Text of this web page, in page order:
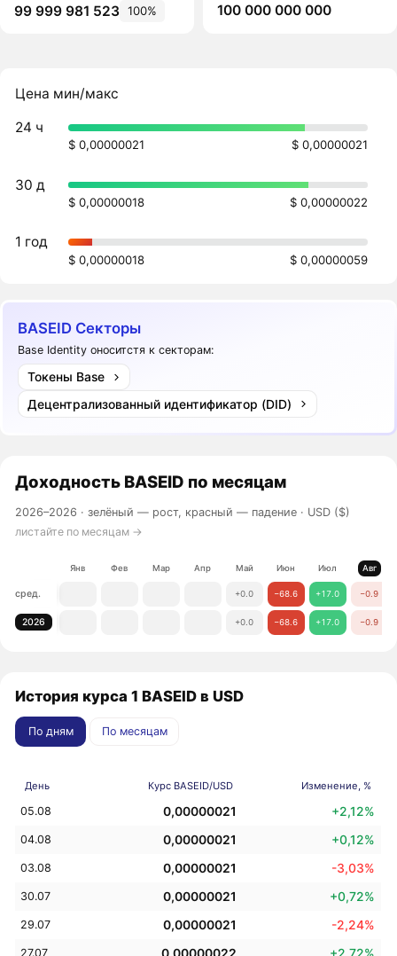
99 999 981 523 100%
100 000 000 000
Цена мин/макс
24 ч
$ 0,00000021 $ 0,00000021
30 д
$ 0,00000018 $ 0,00000022
1 год
$ 0,00000018 $ 0,00000059
BASEID Секторы
Base Identity оноситстя к секторам:
Токены Base
Децентрализованный идентификатор (DID)
Доходность BASEID по месяцам
2026–2026 ·зелёный — рост, красный — падение · USD ($)
листайте по месяцам →
Янв Фев Мар Апр Май Июн Июл Авг
сред. +0.0 −68.6 +17.0 −0.9
2026 +0.0 −68.6 +17.0 −0.9
История курса 1 BASEID в USD
По дням По месяцам
День Курс BASEID/USD Изменение, %
05.08 0,00000021 +2,12%
04.08 0,00000021 +0,12%
03.08 0,00000021 -3,03%
30.07 0,00000021 +0,72%
29.07 0,00000021 -2,24%
27.07 0,00000022 +2,72%